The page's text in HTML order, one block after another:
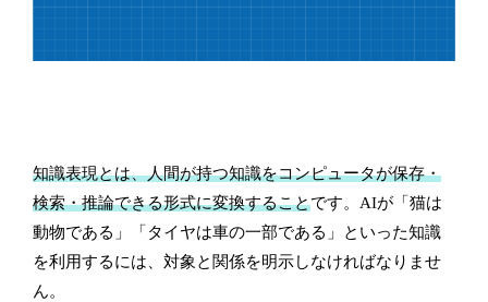
知識表現とは、人間が持つ知識をコンピュータが保存・
検索・推論できる形式に変換することです。AIが「猫は
動物である」「タイヤは車の一部である」といった知識
を利用するには、対象と関係を明示しなければなりませ
ん。